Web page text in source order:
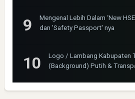
Mengenal Lebih Dalam ‘New
dan 'Safety Passport' nya
Logo / Lambang Kabupaten
(Background) Putih &